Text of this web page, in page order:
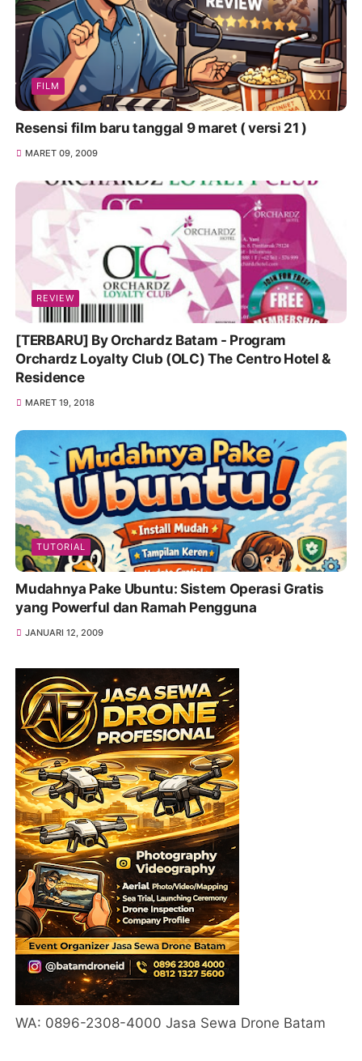
FILM
Resensi film baru tanggal 9 maret ( versi 21 )
MARET 09, 2009
REVIEW
[TERBARU] By Orchardz Batam - Program
Orchardz Loyalty Club (OLC) The Centro Hotel &
Residence
MARET 19, 2018
TUTORIAL
Mudahnya Pake Ubuntu: Sistem Operasi Gratis
yang Powerful dan Ramah Pengguna
JANUARI 12, 2009
WA: 0896-2308-4000 Jasa Sewa Drone Batam